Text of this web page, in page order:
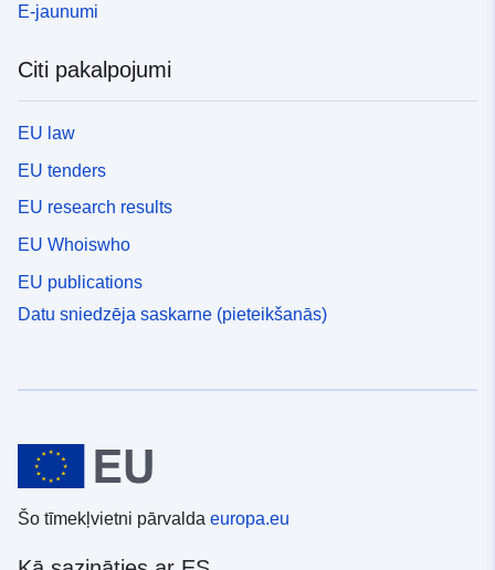
E-jaunumi
Citi pakalpojumi
EU law
EU tenders
EU research results
EU Whoiswho
EU publications
Datu sniedzēja saskarne (pieteikšanās)
Šo tīmekļvietni pārvalda europa.eu